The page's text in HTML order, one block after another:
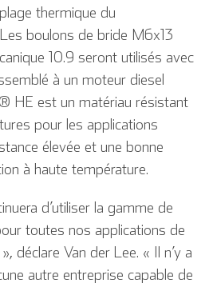
thermique du
boulons de bride M6x13
10.9 seront utilisés avec
à un moteur diesel
HE est un matériau résistant
pour les applications
élevée et une bonne
à haute température.
d’utiliser la gamme de
toutes nos applications de
déclare Van der Lee. « Il n’y a
autre entreprise capable de